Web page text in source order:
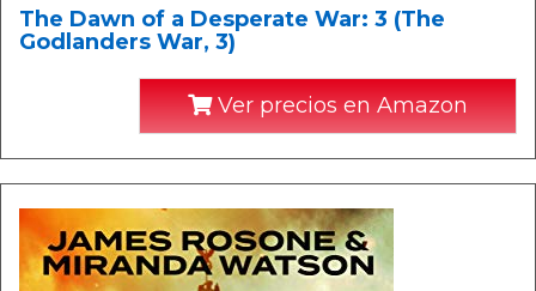
The Dawn of a Desperate War: 3 (The
Godlanders War, 3)
Ver precios en Amazon